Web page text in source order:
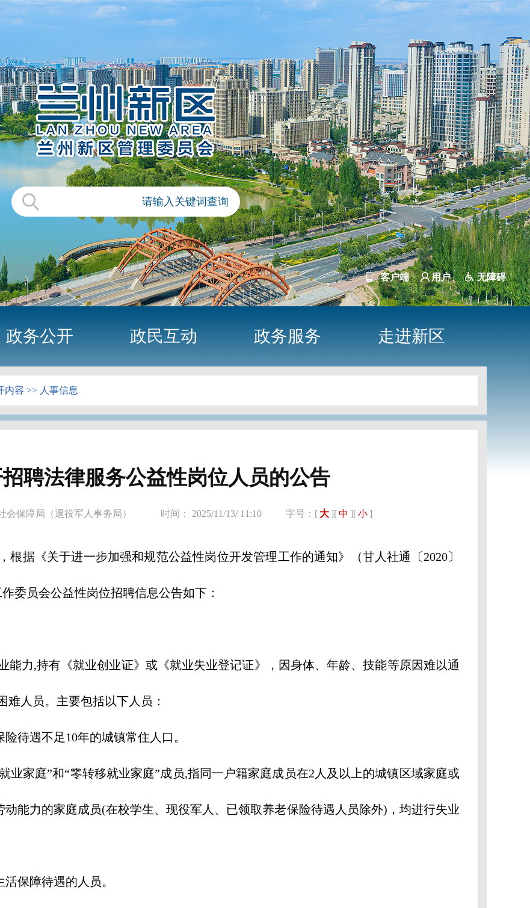
客户端 用户 无障碍
政务公开 政民互动 政务服务 走进新区
内容 >> 人事信息
聘法律服务公益性岗位人员的公告
保障局（退役军人事务局） 时间： 2025/11/13/ 11:10 字号：[ 大 ][中 ][小 ]
据《关于进一步加强和规范公益性岗位开发管理工作的通知》（甘人社通〔2020〕
委员会公益性岗位招聘信息公告如下：
力,持有《就业创业证》或《就业失业登记证》，因身体、年龄、技能等原因难以通
人员。主要包括以下人员：
遇不足10年的城镇常住人口。
家庭”和“零转移就业家庭”成员,指同一户籍家庭成员在2人及以上的城镇区域家庭或
能力的家庭成员(在校学生、现役军人、已领取养老保险待遇人员除外)，均进行失业
保障待遇的人员。